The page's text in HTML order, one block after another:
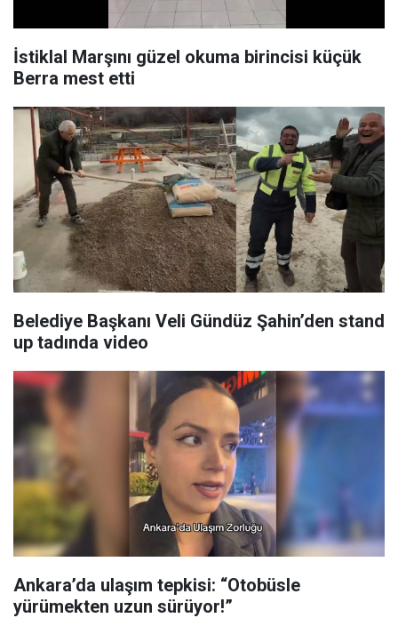
İstiklal Marşını güzel okuma birincisi küçük
Berra mest etti
Belediye Başkanı Veli Gündüz Şahin’den stand
up tadında video
Ankara’da ulaşım tepkisi: “Otobüsle
yürümekten uzun sürüyor!”